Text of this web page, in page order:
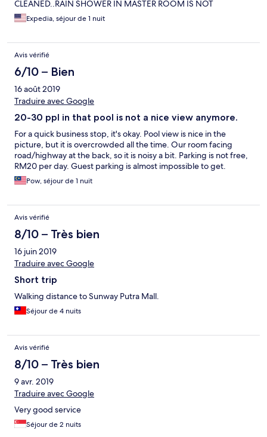
CLEANED..RAIN SHOWER IN MASTER ROOM IS NOT
WORKING..NO SMART TV AS MENTIONED..JUST FEW LOCAL
CHANNELS AVAILABLE..ROOM NUMBER IS 1306..BUT
COMFY AND THE POOL IS AWESOME..
Expedia, séjour de 1 nuit
Avis vérifié
6/10 – Bien
16 août 2019
Traduire avec Google
20-30 ppl in that pool is not a nice view anymore.
For a quick business stop, it's okay. Pool view is nice in the
picture, but it is overcrowded all the time. Our room facing
road/highway at the back, so it is noisy a bit. Parking is not free,
RM20 per day. Guest parking is almost impossible to get.
Pow, séjour de 1 nuit
Avis vérifié
8/10 – Très bien
16 juin 2019
Traduire avec Google
Short trip
Walking distance to Sunway Putra Mall.
Séjour de 4 nuits
Avis vérifié
8/10 – Très bien
9 avr. 2019
Traduire avec Google
Very good service
Séjour de 2 nuits